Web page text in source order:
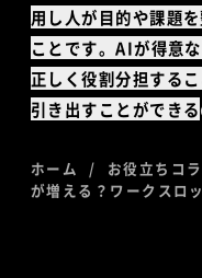
用し人が目的や課題
ことです。AIが得意
正しく役割分担する
引き出すことができる
ホーム お役立ちコ
が増える？ワークスロ